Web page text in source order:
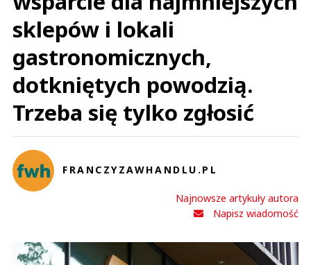
sklepów i lokali
gastronomicznych,
dotkniętych powodzią.
Trzeba się tylko zgłosić
FRANCZYZAWHANDLU.PL
Najnowsze artykuły autora
Napisz wiadomość